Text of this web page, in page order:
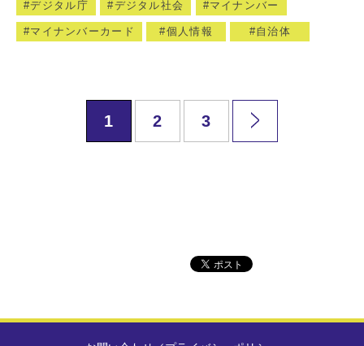
デジタル庁 デジタル社会 マイナンバー
マイナンバーカード 個人情報 自治体
1 2 3